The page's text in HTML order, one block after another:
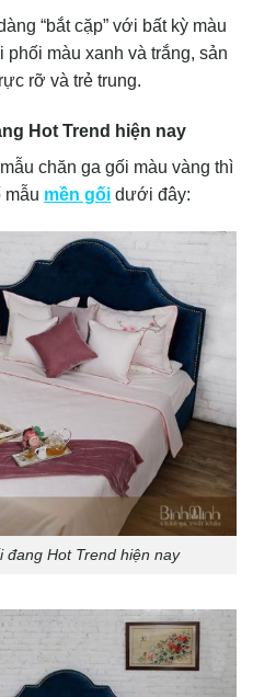
“bắt cặp” với bất kỳ màu
màu xanh và trắng, sản
rỡ và trẻ trung.
Hot Trend hiện nay
chăn ga gối màu vàng thì
mẫu mền gối dưới đây:
đang Hot Trend hiện nay